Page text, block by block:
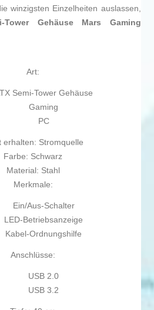
winzigsten Einzelheiten auslassen,
Tower Gehäuse Mars Gaming
Art:
Semi-Tower Gehäuse
Gaming
PC
erhalten: Stromquelle
Farbe: Schwarz
Material: Stahl
Merkmale:
Ein/Aus-Schalter
LED-Betriebsanzeige
Kabel-Ordnungshilfe
Anschlüsse:
USB 2.0
USB 3.2